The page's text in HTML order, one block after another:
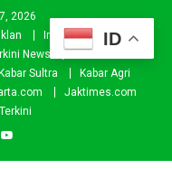
2026
Investor
Donasi
News
Kabar.id
Kabar Sultra
Kabar Agri
Jaktimes.com
ID